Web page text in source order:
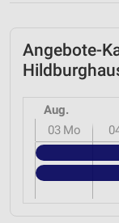
Angebote-
Aug.
03 Mo